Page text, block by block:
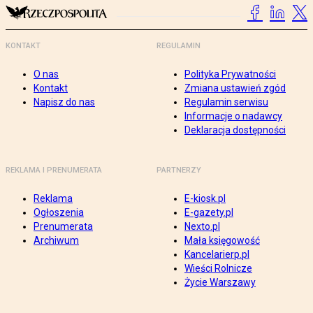
KONTAKT
O nas
Kontakt
Napisz do nas
REGULAMIN
Polityka Prywatności
Zmiana ustawień zgód
Regulamin serwisu
Informacje o nadawcy
Deklaracja dostępności
REKLAMA I PRENUMERATA
Reklama
Ogłoszenia
Prenumerata
Archiwum
PARTNERZY
E-kiosk.pl
E-gazety.pl
Nexto.pl
Mała księgowość
Kancelarierp.pl
Wieści Rolnicze
Życie Warszawy